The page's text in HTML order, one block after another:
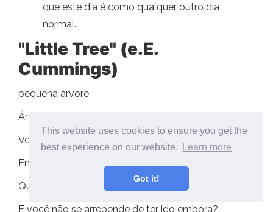
This website uses cookies to ensure you get the
best experience on our website.
Learn more
Got it!
que este dia é como qualquer outro dia
normal.
"Little Tree" (e.E.
Cummings)
pequena árvore
Árvore de Natal pequena e mudo
Você é tão pequeno
Em vez disso, você parece uma flor
Que te encontraram na floresta verde
E você não se arrepende de ter ido embora?